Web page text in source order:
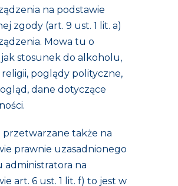
na podstawie
zgody (art. 9 ust. 1 lit. a)
Mowa tu o
stosunek do alkoholu,
religii, poglądy polityczne,
dane dotyczące
przetwarzane także na
prawnie uzasadnionego
administratora na
art. 6 ust. 1 lit. f) to jest w